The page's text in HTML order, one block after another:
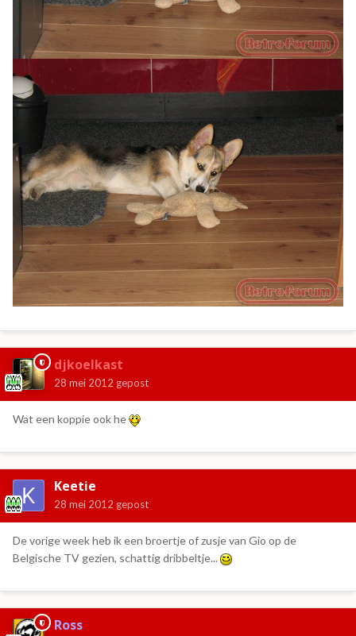
djkoelkast
28 mei 2012 gepost
Wat een koppie ook he
Keetie
28 mei 2012 gepost
De vorige week heb ik een broertje of zusje van Gio op de
Belgische TV gezien, schattig dribbeltje...
Ross